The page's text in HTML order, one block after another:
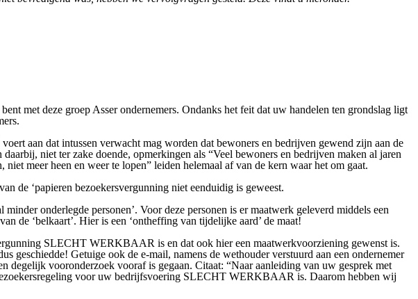
met deze groep Asser ondernemers. Ondanks het feit dat uw handelen ten grondslag ligt
aan dat intussen verwacht mag worden dat bewoners en bedrijven gewend zijn aan de
niet ter zake doende, opmerkingen als “Veel bewoners en bedrijven maken al jaren
meer heen en weer te lopen” leiden helemaal af van de kern waar het om gaat.
de ‘papieren bezoekersvergunning niet eenduidig is geweest.
onderlegde personen’. Voor deze personen is er maatwerk geleverd middels een
de ‘belkaart’. Hier is een ‘ontheffing van tijdelijke aard’ de maat!
SLECHT WERKBAAR is en dat ook hier een maatwerkvoorziening gewenst is.
geschiedde! Getuige ook de e-mail, namens de wethouder verstuurd aan een ondernemer
degelijk vooronderzoek vooraf is gegaan. Citaat: “Naar aanleiding van uw gesprek met
voor uw bedrijfsvoering SLECHT WERKBAAR is. Daarom hebben wij